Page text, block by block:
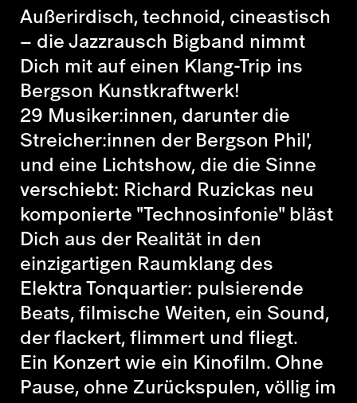
Außerirdisch, technoid, cineastisch
– die Jazzrausch Bigband nimmt
Dich mit auf einen Klang-Trip ins
Bergson Kunstkraftwerk!
29 Musiker:innen, darunter die
Streicher:innen der Bergson Phil',
und eine Lichtshow, die die Sinne
verschiebt: Richard Ruzickas neu
komponierte "Technosinfonie" bläst
Dich aus der Realität in den
einzigartigen Raumklang des
Elektra Tonquartier: pulsierende
Beats, filmische Weiten, ein Sound,
der flackert, flimmert und fliegt.
Ein Konzert wie ein Kinofilm. Ohne
Pause, ohne Zurückspulen, völlig im